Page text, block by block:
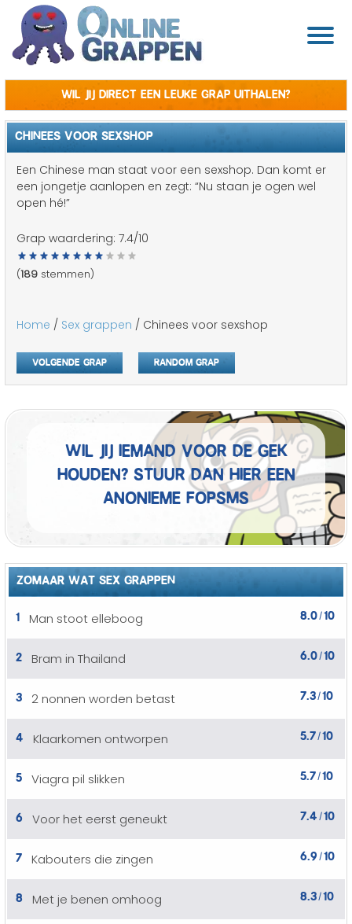
Wil jij direct een leuke grap uithalen?
CHINEES VOOR SEXSHOP
Een Chinese man staat voor een sexshop. Dan komt er
een jongetje aanlopen en zegt: “Nu staan je ogen wel
open hé!”
Grap waardering: 7.4/10
(189 stemmen)
Home / Sex grappen / Chinees voor sexshop
Volgende grap Random grap
Wil jij iemand voor de gek
houden? Stuur dan hier een
anonieme fopSMS
ZOMAAR WAT SEX GRAPPEN
1
Man stoot elleboog 8.0/10
2 Bram in Thailand 6.0/10
3 2 nonnen worden betast 7.3/10
4 Klaarkomen ontworpen 5.7/10
5 Viagra pil slikken 5.7/10
6 Voor het eerst geneukt 7.4 /10
7 Kabouters die zingen 6.9 /10
8 Met je benen omhoog 8.3/10